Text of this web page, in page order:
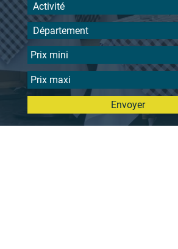
Activité
Département
Envoyer